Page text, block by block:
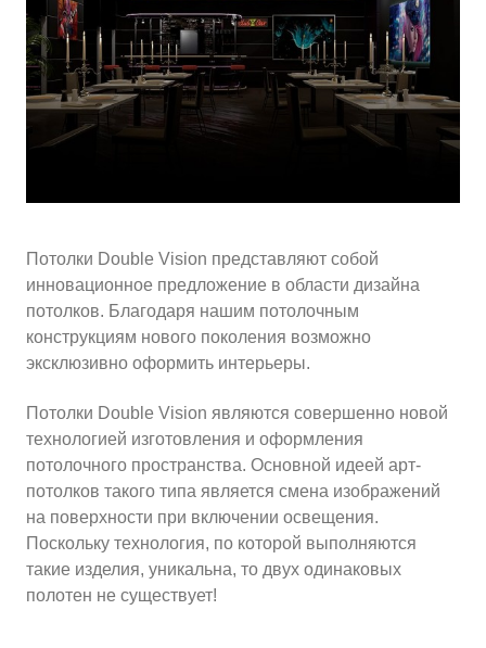
5
10м 2 ≈2800руб.
Ориентировочная площадь Вашего потолка
Подобрать исполнителя
Потолки Double Vision представляют собой
инновационное предложение в области дизайна
потолков. Благодаря нашим потолочным
конструкциям нового поколения возможно
эксклюзивно оформить интерьеры.
Потолки Double Vision являются совершенно новой
технологией изготовления и оформления
потолочного пространства. Основной идеей арт-
потолков такого типа является смена изображений
на поверхности при включении освещения.
Поскольку технология, по которой выполняются
такие изделия, уникальна, то двух одинаковых
полотен не существует!